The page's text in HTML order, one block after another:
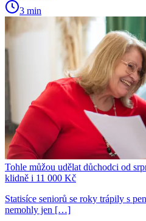
3 min
Tohle můžou udělat důchodci od
klidně i 11 000 Kč
Statisíce seniorů se roky trápily s
nemohly jen […]